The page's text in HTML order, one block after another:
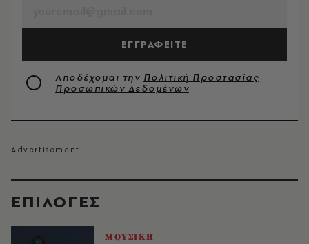
EΠΙΛΟΓΈΣ
ΜΟΥΣΙΚΗ
ΕΓΓΡΑΦΕΙΤΕ
Αποδέχομαι την Πολιτική Προστασίας
Προσωπικών Δεδομένων